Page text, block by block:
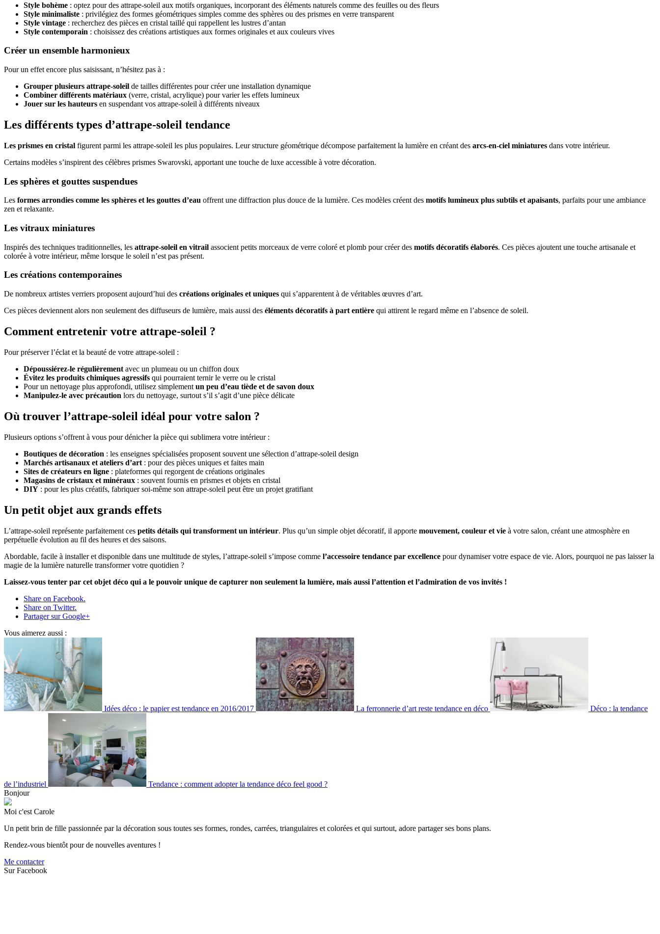
Style bohème : optez pour des attrape-soleil aux motifs organiques, incorporant des éléments naturels comme des feuilles ou des fleurs
Style minimaliste : privilégiez des formes géométriques simples comme des sphères ou des prismes en verre transparent
Style vintage : recherchez des pièces en cristal taillé qui rappellent les lustres d’antan
Style contemporain : choisissez des créations artistiques aux formes originales et aux couleurs vives
Créer un ensemble harmonieux
Pour un effet encore plus saisissant, n’hésitez pas à :
Grouper plusieurs attrape-soleil de tailles différentes pour créer une installation dynamique
Combiner différents matériaux (verre, cristal, acrylique) pour varier les effets lumineux
Jouer sur les hauteurs en suspendant vos attrape-soleil à différents niveaux
Les différents types d’attrape-soleil tendance
Les prismes en cristal figurent parmi les attrape-soleil les plus populaires. Leur structure géométrique décompose parfaitement la lumière en créant des arcs-en-ciel miniatures dans votre intérieur.
Certains modèles s’inspirent des célèbres prismes Swarovski, apportant une touche de luxe accessible à votre décoration.
Les sphères et gouttes suspendues
Les formes arrondies comme les sphères et les gouttes d’eau offrent une diffraction plus douce de la lumière. Ces modèles créent des motifs lumineux plus subtils et apaisants, parfaits pour une ambiance
zen et relaxante.
Les vitraux miniatures
Inspirés des techniques traditionnelles, les attrape-soleil en vitrail associent petits morceaux de verre coloré et plomb pour créer des motifs décoratifs élaborés. Ces pièces ajoutent une touche artisanale et
colorée à votre intérieur, même lorsque le soleil n’est pas présent.
Les créations contemporaines
De nombreux artistes verriers proposent aujourd’hui des créations originales et uniques qui s’apparentent à de véritables œuvres d’art.
Ces pièces deviennent alors non seulement des diffuseurs de lumière, mais aussi des éléments décoratifs à part entière qui attirent le regard même en l’absence de soleil.
Comment entretenir votre attrape-soleil ?
Pour préserver l’éclat et la beauté de votre attrape-soleil :
Dépoussiérez-le régulièrement avec un plumeau ou un chiffon doux
Évitez les produits chimiques agressifs qui pourraient ternir le verre ou le cristal
Pour un nettoyage plus approfondi, utilisez simplement un peu d’eau tiède et de savon doux
Manipulez-le avec précaution lors du nettoyage, surtout s’il s’agit d’une pièce délicate
Où trouver l’attrape-soleil idéal pour votre salon ?
Plusieurs options s’offrent à vous pour dénicher la pièce qui sublimera votre intérieur :
Boutiques de décoration : les enseignes spécialisées proposent souvent une sélection d’attrape-soleil design
Marchés artisanaux et ateliers d’art : pour des pièces uniques et faites main
Sites de créateurs en ligne : plateformes qui regorgent de créations originales
Magasins de cristaux et minéraux : souvent fournis en prismes et objets en cristal
DIY : pour les plus créatifs, fabriquer soi-même son attrape-soleil peut être un projet gratifiant
Un petit objet aux grands effets
L’attrape-soleil représente parfaitement ces petits détails qui transforment un intérieur. Plus qu’un simple objet décoratif, il apporte mouvement, couleur et vie à votre salon, créant une atmosphère en
perpétuelle évolution au fil des heures et des saisons.
Abordable, facile à installer et disponible dans une multitude de styles, l’attrape-soleil s’impose comme l’accessoire tendance par excellence pour dynamiser votre espace de vie. Alors, pourquoi ne pas laisser la
magie de la lumière naturelle transformer votre quotidien ?
Laissez-vous tenter par cet objet déco qui a le pouvoir unique de capturer non seulement la lumière, mais aussi l’attention et l’admiration de vos invités !
Share on Facebook.
Share on Twitter.
Partager sur Google+
Vous aimerez aussi :
Idées déco : le papier est tendance en 2016/2017 La ferronnerie d’art reste tendance en déco Déco : la tendance
de l’industriel
Tendance : comment adopter la tendance déco feel good ?
Bonjour
Moi c'est Carole
Un petit brin de fille passionnée par la décoration sous toutes ses formes, rondes, carrées, triangulaires et colorées et qui surtout, adore partager ses bons plans.
Rendez-vous bientôt pour de nouvelles aventures !
Me contacter
Sur Facebook